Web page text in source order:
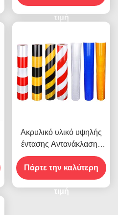
ασφάλειας
τιμή
Ακρυλικό υλικό υψηλής
έντασης Αντανάκλασης
9300 για αυτοκόλλητα
οχημάτων
Πάρτε την καλύτερη
τιμή